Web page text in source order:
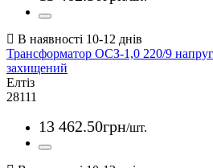
Трансформатор ОСЗ-1,0 220/9
захищений
Елтіз
28111
13 462.50грн/шт.